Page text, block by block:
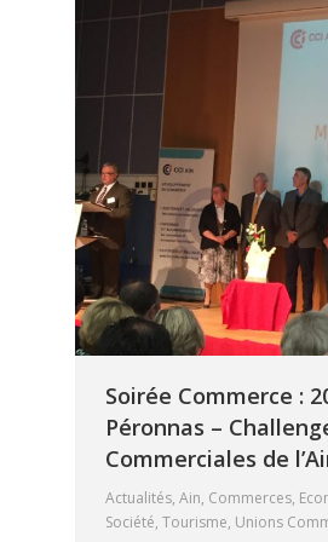
Soirée Commerce :
Péronnas –
Commerciales de
Actualités, Ain, Commerces,
Société, Tourisme, Unions